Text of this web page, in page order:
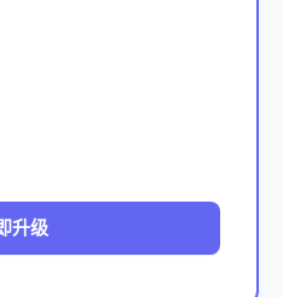
升级